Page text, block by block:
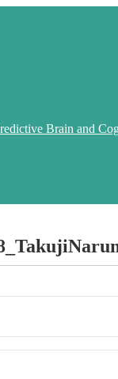
Brain and